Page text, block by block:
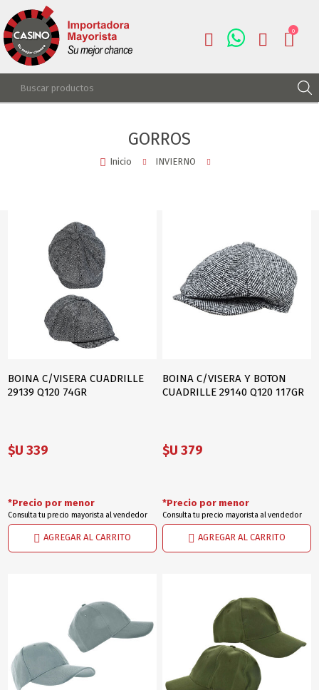
0
0
GORROS
Inicio INVIERNO
BOINA C/VISERA CUADRILLE
29139 Q120 74GR
$U 339
AGREGAR AL CARRITO
*Precio por menor
Consulta tu precio mayorista al vendedor
BOINA C/VISERA Y BOTON
CUADRILLE 29140 Q120 117GR
$U 379
AGREGAR AL CARRITO
*Precio por menor
Consulta tu precio mayorista al vendedor